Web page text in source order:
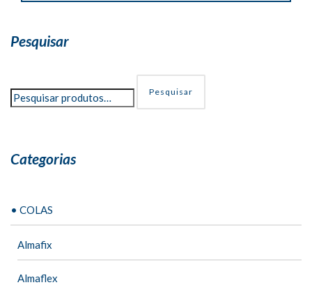
Pesquisar
Pesquisar
Categorias
• COLAS
Almafix
Almaflex